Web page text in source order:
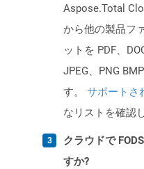
Aspose.Total
から他の製品フ
ットを PDF、
JPEG、PNG
す。 サポートさ
なリストを確認
クラウドで
すか?